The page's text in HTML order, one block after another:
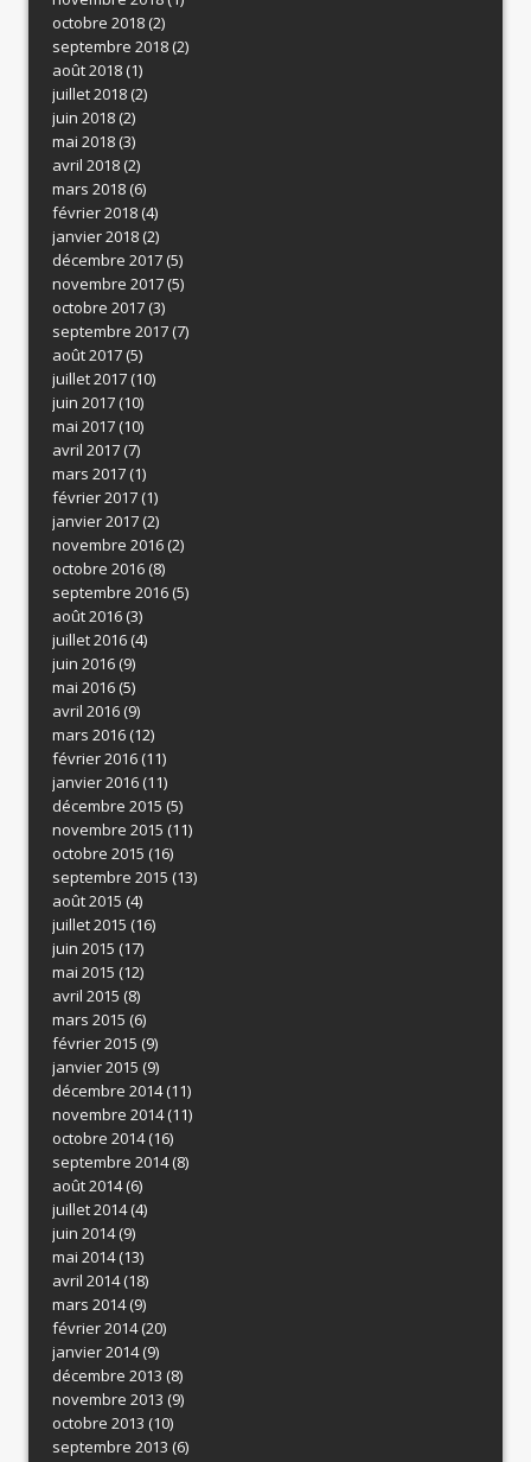
octobre 2018(2)
septembre 2018(2)
août 2018(1)
juillet 2018(2)
juin 2018(2)
mai 2018(3)
avril 2018(2)
mars 2018(6)
février 2018(4)
janvier 2018(2)
décembre 2017(5)
novembre 2017(5)
octobre 2017(3)
septembre 2017(7)
août 2017(5)
juillet 2017(10)
juin 2017(10)
mai 2017(10)
avril 2017(7)
mars 2017(1)
février 2017(1)
janvier 2017(2)
novembre 2016(2)
octobre 2016(8)
septembre 2016(5)
août 2016(3)
juillet 2016(4)
juin 2016(9)
mai 2016(5)
avril 2016(9)
mars 2016(12)
février 2016(11)
janvier 2016(11)
décembre 2015 (5)
novembre 2015 (11)
octobre 2015 (16)
septembre 2015 (13)
août 2015 (4)
juillet 2015 (16)
juin 2015 (17)
mai 2015 (12)
avril 2015 (8)
mars 2015 (6)
février 2015 (9)
janvier 2015 (9)
décembre 2014(11)
novembre 2014(11)
octobre 2014(16)
septembre 2014(8)
août 2014(6)
juillet 2014(4)
juin 2014(9)
mai 2014(13)
avril 2014(18)
mars 2014(9)
février 2014(20)
janvier 2014(9)
décembre 2013 (8)
novembre 2013 (9)
octobre 2013 (10)
septembre 2013 (6)